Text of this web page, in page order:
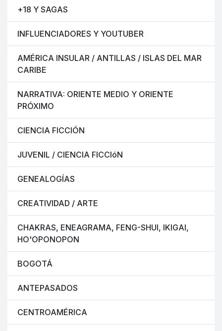
+18 Y SAGAS
INFLUENCIADORES Y YOUTUBER
AMÉRICA INSULAR / ANTILLAS / ISLAS DEL MAR
CARIBE
NARRATIVA: ORIENTE MEDIO Y ORIENTE
PRÓXIMO
CIENCIA FICCIÓN
JUVENIL / CIENCIA FICCIóN
GENEALOGÍAS
CREATIVIDAD / ARTE
CHAKRAS, ENEAGRAMA, FENG-SHUI, IKIGAI,
HO'OPONOPON
BOGOTÁ
ANTEPASADOS
CENTROAMÉRICA